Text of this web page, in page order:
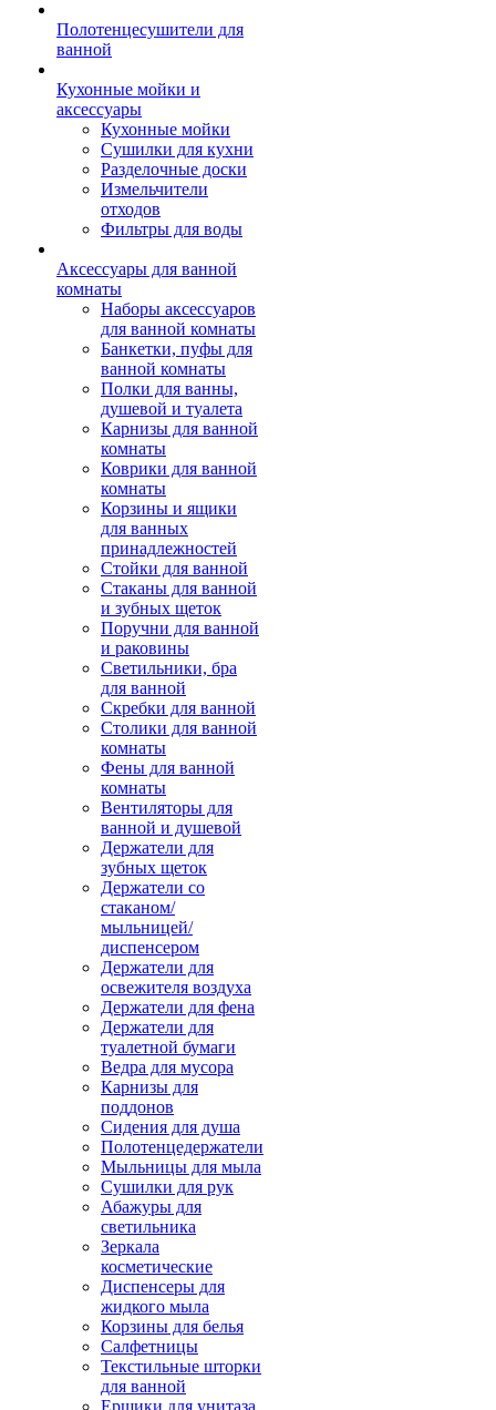
Полотенцесушители для
ванной
Кухонные мойки и
аксессуары
Кухонные мойки
Сушилки для кухни
Разделочные доски
Измельчители
отходов
Фильтры для воды
Аксессуары для ванной
комнаты
Наборы аксессуаров
для ванной комнаты
Банкетки, пуфы для
ванной комнаты
Полки для ванны,
душевой и туалета
Карнизы для ванной
комнаты
Коврики для ванной
комнаты
Корзины и ящики
для ванных
принадлежностей
Стойки для ванной
Стаканы для ванной
и зубных щеток
Поручни для ванной
и раковины
Светильники, бра
для ванной
Скребки для ванной
Столики для ванной
комнаты
Фены для ванной
комнаты
Вентиляторы для
ванной и душевой
Держатели для
зубных щеток
Держатели со
стаканом/
мыльницей/
диспенсером
Держатели для
освежителя воздуха
Держатели для фена
Держатели для
туалетной бумаги
Ведра для мусора
Карнизы для
поддонов
Сидения для душа
Полотенцедержатели
Мыльницы для мыла
Сушилки для рук
Абажуры для
светильника
Зеркала
косметические
Диспенсеры для
жидкого мыла
Корзины для белья
Салфетницы
Текстильные шторки
для ванной
Ершики для унитаза